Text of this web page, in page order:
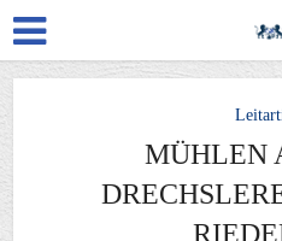
MÜHLEN